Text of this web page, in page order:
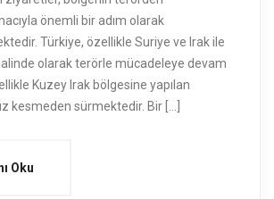
önemli bir adım olarak
Türkiye, özellikle Suriye ve Irak ile
olarak terörle mücadeleye devam
Kuzey Irak bölgesine yapılan
kesmeden sürmektedir. Bir […]
Oku